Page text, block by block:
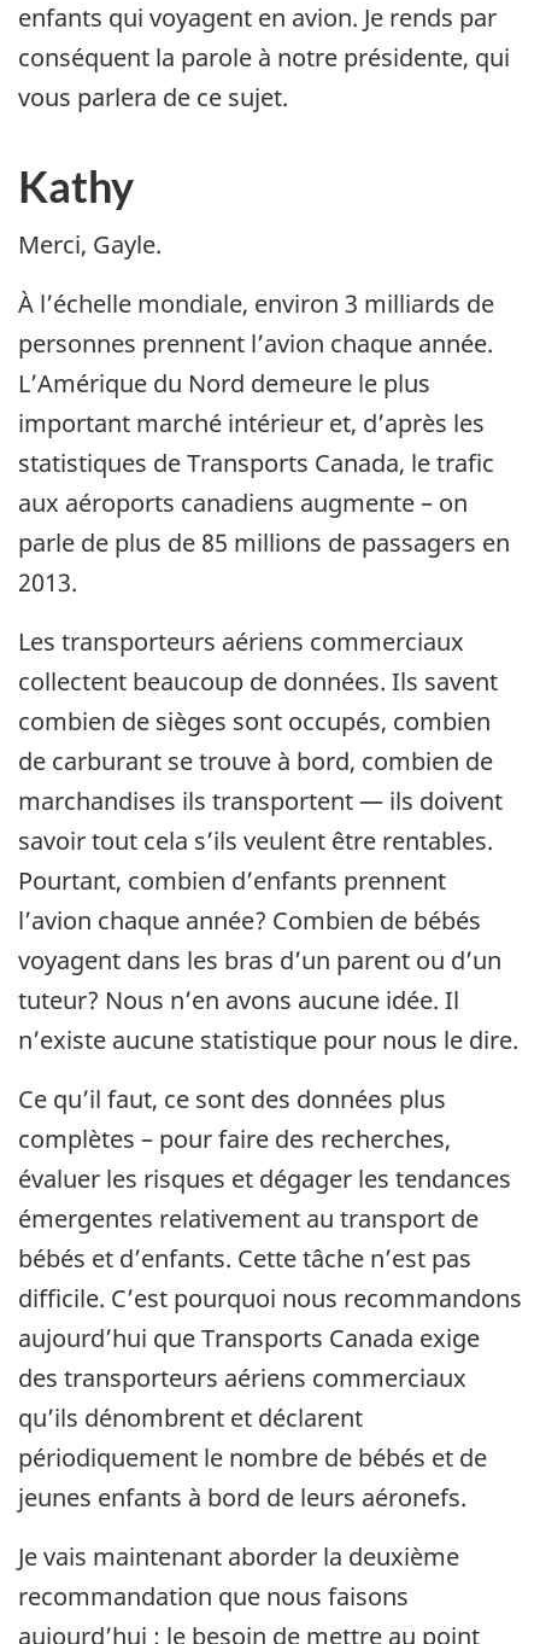
enfants qui voyagent en avion. Je rends par
conséquent la parole à notre présidente, qui
vous parlera de ce sujet.
Kathy
Merci, Gayle.
À l’échelle mondiale, environ 3 milliards de
personnes prennent l’avion chaque année.
L’Amérique du Nord demeure le plus
important marché intérieur et, d’après les
statistiques de Transports Canada, le trafic
aux aéroports canadiens augmente – on
parle de plus de 85 millions de passagers en
2013.
Les transporteurs aériens commerciaux
collectent beaucoup de données. Ils savent
combien de sièges sont occupés, combien
de carburant se trouve à bord, combien de
marchandises ils transportent — ils doivent
savoir tout cela s’ils veulent être rentables.
Pourtant, combien d’enfants prennent
l’avion chaque année? Combien de bébés
voyagent dans les bras d’un parent ou d’un
tuteur? Nous n’en avons aucune idée. Il
n’existe aucune statistique pour nous le dire.
Ce qu’il faut, ce sont des données plus
complètes – pour faire des recherches,
évaluer les risques et dégager les tendances
émergentes relativement au transport de
bébés et d’enfants. Cette tâche n’est pas
difficile. C’est pourquoi nous recommandons
aujourd’hui que Transports Canada exige
des transporteurs aériens commerciaux
qu’ils dénombrent et déclarent
périodiquement le nombre de bébés et de
jeunes enfants à bord de leurs aéronefs.
Je vais maintenant aborder la deuxième
recommandation que nous faisons
aujourd’hui : le besoin de mettre au point